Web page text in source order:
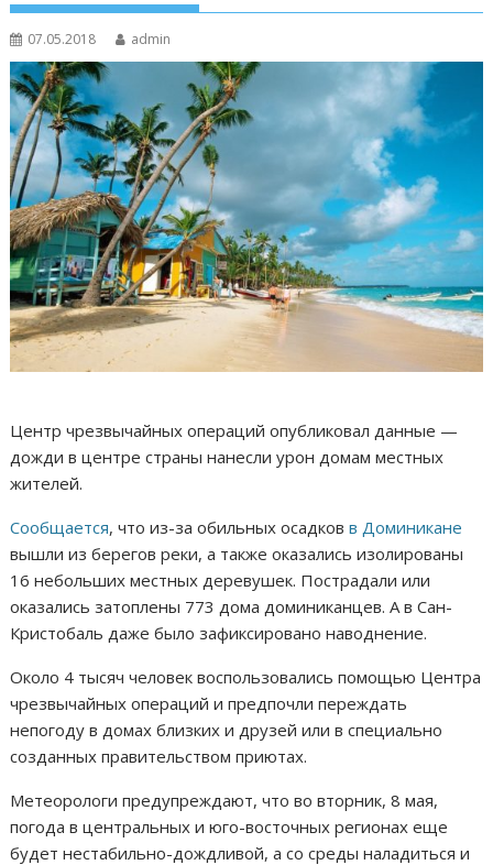
07.05.2018 admin
Центр чрезвычайных операций опубликовал данные —
дожди в центре страны нанесли урон домам местных
жителей.
Сообщается, что из-за обильных осадковв Доминикане
вышли из берегов реки, а также оказались изолированы
16 небольших местных деревушек. Пострадали или
оказались затоплены 773 дома доминиканцев. А в Сан-
Кристобаль даже было зафиксировано наводнение.
Около 4 тысяч человек воспользовались помощью Центра
чрезвычайных операций и предпочли переждать
непогоду в домах близких и друзей или в специально
созданных правительством приютах.
Метеорологи предупреждают, что во вторник, 8 мая,
погода в центральных и юго-восточных регионах еще
будет нестабильно-дождливой, а со среды наладиться и